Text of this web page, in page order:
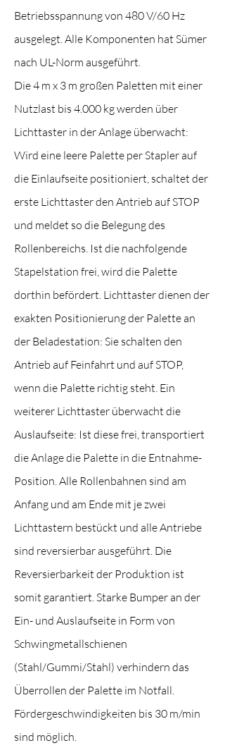
Betriebsspannung von 480 V/60 Hz
ausgelegt. Alle Komponenten hat Sümer
nach UL-Norm ausgeführt.
Die 4 m x 3 m großen Paletten mit einer
Nutzlast bis 4.000 kg werden über
Lichttaster in der Anlage überwacht:
Wird eine leere Palette per Stapler auf
die Einlaufseite positioniert, schaltet der
erste Lichttaster den Antrieb auf STOP
und meldet so die Belegung des
Rollenbereichs. Ist die nachfolgende
Stapelstation frei, wird die Palette
dorthin befördert. Lichttaster dienen der
exakten Positionierung der Palette an
der Beladestation: Sie schalten den
Antrieb auf Feinfahrt und auf STOP,
wenn die Palette richtig steht. Ein
weiterer Lichttaster überwacht die
Auslaufseite: Ist diese frei, transportiert
die Anlage die Palette in die Entnahme-
Position. Alle Rollenbahnen sind am
Anfang und am Ende mit je zwei
Lichttastern bestückt und alle Antriebe
sind reversierbar ausgeführt. Die
Reversierbarkeit der Produktion ist
somit garantiert. Starke Bumper an der
Ein- und Auslaufseite in Form von
Schwingmetallschienen
(Stahl/Gummi/Stahl) verhindern das
Überrollen der Palette im Notfall.
Fördergeschwindigkeiten bis 30 m/min
sind möglich.